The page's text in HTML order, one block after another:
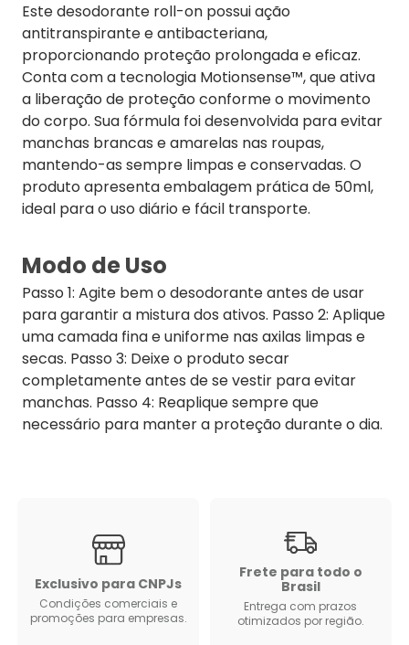
Este desodorante roll-on possui ação
antitranspirante e antibacteriana,
proporcionando proteção prolongada e eficaz.
Conta com a tecnologia Motionsense™, que ativa
a liberação de proteção conforme o movimento
do corpo. Sua fórmula foi desenvolvida para evitar
manchas brancas e amarelas nas roupas,
mantendo-as sempre limpas e conservadas. O
produto apresenta embalagem prática de 50ml,
ideal para o uso diário e fácil transporte.
Modo de Uso
Passo 1: Agite bem o desodorante antes de usar
para garantir a mistura dos ativos. Passo 2: Aplique
uma camada fina e uniforme nas axilas limpas e
secas. Passo 3: Deixe o produto secar
completamente antes de se vestir para evitar
manchas. Passo 4: Reaplique sempre que
necessário para manter a proteção durante o dia.
Exclusivo para CNPJs
Condições comerciais e
promoções para empresas.
Frete para todo o
Brasil
Entrega com prazos
otimizados por região.